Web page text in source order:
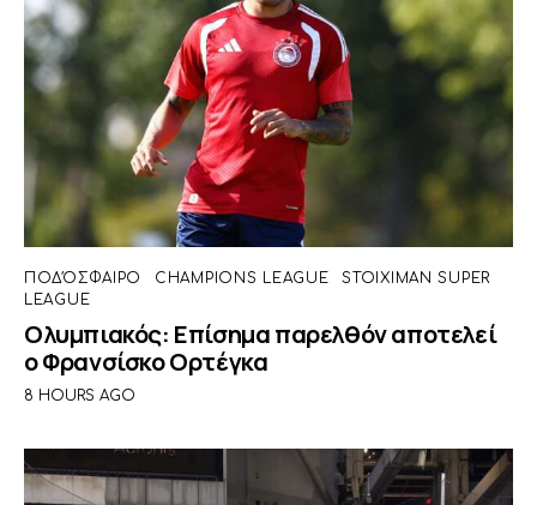
ΠΟΔΌΣΦΑΙΡΟ CHAMPIONS LEAGUE
STOIXIMAN SUPER
LEAGUE
Ολυμπιακός: Επίσημα παρελθόν αποτελεί
ο Φρανσίσκο Ορτέγκα
8 HOURS AGO